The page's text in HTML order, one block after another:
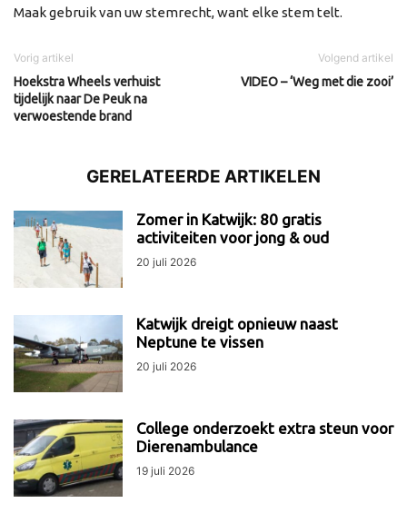
Maak gebruik van uw stemrecht, want elke stem telt.
Vorig artikel
Hoekstra Wheels verhuist
tijdelijk naar De Peuk na
verwoestende brand
Volgend artikel
VIDEO – ‘Weg met die zooi’
GERELATEERDE ARTIKELEN
Zomer in Katwijk: 80 gratis
activiteiten voor jong & oud
20 juli 2026
Katwijk dreigt opnieuw naast
Neptune te vissen
20 juli 2026
College onderzoekt extra steun voor
Dierenambulance
19 juli 2026